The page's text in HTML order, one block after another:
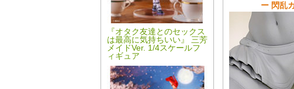
『オタク友達とのセックス
は最高に気持ちいい』 三芳
メイドVer. 1/4スケールフ
ィギュア
ー 閃乱